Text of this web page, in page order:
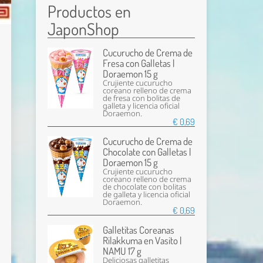
Productos en
JaponShop
Cucurucho de Crema de
Fresa con Galletas |
Doraemon 15 g
Crujiente cucurucho
coreano relleno de crema
de fresa con bolitas de
galleta y licencia oficial
Doraemon.
€ 0,69
Cucurucho de Crema de
Chocolate con Galletas |
Doraemon 15 g
Crujiente cucurucho
coreano relleno de crema
de chocolate con bolitas
de galleta y licencia oficial
Doraemon.
€ 0,69
Galletitas Coreanas
Rilakkuma en Vasito |
NAMU 17 g
Deliciosas galletitas